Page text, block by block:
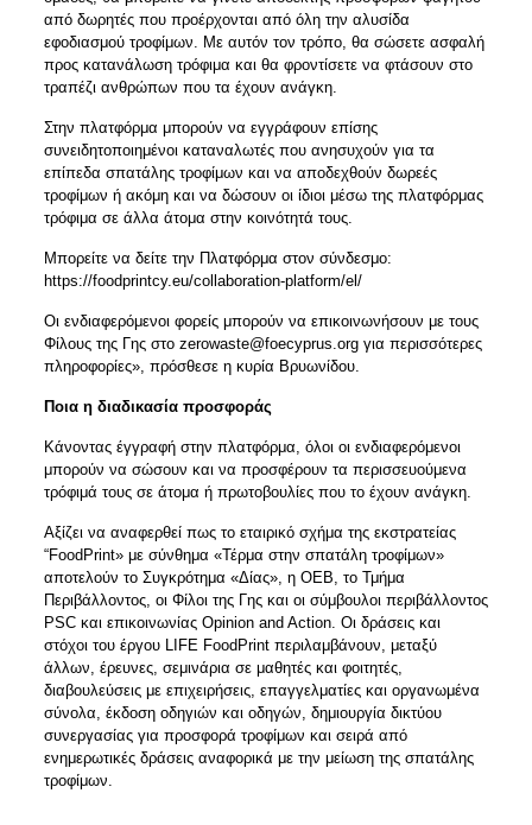
από δωρητές που προέρχονται από όλη την αλυσίδα
εφοδιασμού τροφίμων. Με αυτόν τον τρόπο, θα σώσετε ασφαλή
προς κατανάλωση τρόφιμα και θα φροντίσετε να φτάσουν στο
τραπέζι ανθρώπων που τα έχουν ανάγκη.
Στην πλατφόρμα μπορούν να εγγράφουν επίσης
συνειδητοποιημένοι καταναλωτές που ανησυχούν για τα
επίπεδα σπατάλης τροφίμων και να αποδεχθούν δωρεές
τροφίμων ή ακόμη και να δώσουν οι ίδιοι μέσω της πλατφόρμας
τρόφιμα σε άλλα άτομα στην κοινότητά τους.
Μπορείτε να δείτε την Πλατφόρμα στον σύνδεσμο:
https://foodprintcy.eu/collaboration-platform/el/
Οι ενδιαφερόμενοι φορείς μπορούν να επικοινωνήσουν με τους
Φίλους της Γης στο zerowaste@foecyprus.orgγια περισσότερες
πληροφορίες», πρόσθεσε η κυρία Βρυωνίδου.
Ποια η διαδικασία προσφοράς
Κάνοντας έγγραφή στην πλατφόρμα, όλοι οι ενδιαφερόμενοι
μπορούν να σώσουν και να προσφέρουν τα περισσευούμενα
τρόφιμά τους σε άτομα ή πρωτοβουλίες που το έχουν ανάγκη.
Αξίζει να αναφερθεί πως το εταιρικό σχήμα της εκστρατείας
“FoodPrint» με σύνθημα «Τέρμα στην σπατάλη τροφίμων»
αποτελούν το Συγκρότημα «Δίας», η ΟΕΒ, το Τμήμα
Περιβάλλοντος, οι Φίλοι της Γης και οι σύμβουλοι περιβάλλοντος
PSC και επικοινωνίας Opinion and Action. Οι δράσεις και
στόχοι του έργου LIFE FoodPrint περιλαμβάνουν, μεταξύ
άλλων, έρευνες, σεμινάρια σε μαθητές και φοιτητές,
διαβουλεύσεις με επιχειρήσεις, επαγγελματίες και οργανωμένα
σύνολα, έκδοση οδηγιών και οδηγών, δημιουργία δικτύου
συνεργασίας για προσφορά τροφίμων και σειρά από
ενημερωτικές δράσεις αναφορικά με την μείωση της σπατάλης
τροφίμων.